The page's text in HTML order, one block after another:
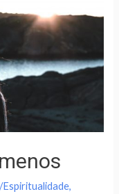
Espiritualidade,